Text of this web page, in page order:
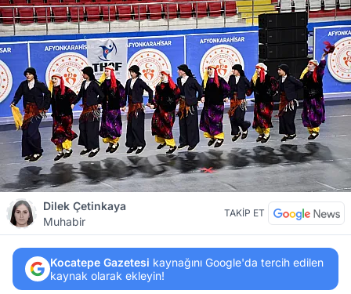
Dilek Çetinkaya
Muhabir
TAKİP ET
Kocatepe Gazetesi kaynağını Google'da tercih edilen
kaynak olarak ekleyin!